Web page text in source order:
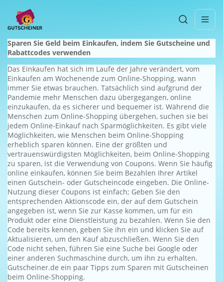
Sparen Sie Geld beim Einkaufen, indem Sie Gutscheine und
Rabattcodes verwenden
Das Einkaufen hat sich im Laufe der Jahre verändert, vom
Einkaufen am Wochenende zum Online-Shopping, wann
immer Sie etwas brauchen. Tatsächlich sind aufgrund der
Pandemie mehr Menschen dazu übergegangen, online
einzukaufen, da es sicherer und bequemer ist. Während die
Menschen zum Online-Shopping übergehen, suchen sie bei
jedem Online-Einkauf nach Sparmöglichkeiten. Es gibt viele
Möglichkeiten, wie Menschen beim Online-Shopping
erheblich sparen können. Eine der größten und
vertrauenswürdigsten Möglichkeiten, beim Online-Shopping
zu sparen, ist die Verwendung von Coupons. Wenn Sie häufig
online einkaufen, können Sie beim Bezahlen Ihrer Artikel
einen Gutschein- oder Gutscheincode eingeben. Die Online-
Nutzung dieser Coupons ist einfach; Geben Sie den
entsprechenden Aktionscode ein, der auf dem Gutschein
angegeben ist, wenn Sie zur Kasse kommen, um für ein
Produkt oder eine Dienstleistung zu bezahlen. Wenn Sie den
Code bereits kennen, geben Sie ihn ein und klicken Sie auf
Aktualisieren, um den Kauf abzuschließen. Wenn Sie den
Code nicht sehen, führen Sie eine Suche bei Google oder
einer anderen Suchmaschine durch, um ihn zu erhalten.
Gutscheiner.de ein paar Tipps zum Sparen mit Gutscheinen
beim Online-Shopping.